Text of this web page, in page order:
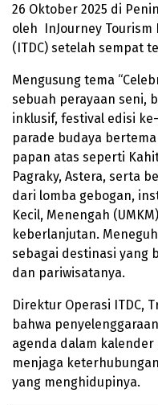
26 Oktober 2025 di
oleh InJourney Tourism
(ITDC) setelah sempat
Mengusung tema
sebuah perayaan seni,
inklusif, festival edisi
parade budaya
papan atas seperti
Pagraky, Astera, serta
dari lomba gebogan,
Kecil, Menengah
keberlanjutan.
sebagai destinasi yang
dan pariwisatanya.
Direktur Operasi ITDC,
bahwa
agenda dalam
menjaga
yang menghidupinya.